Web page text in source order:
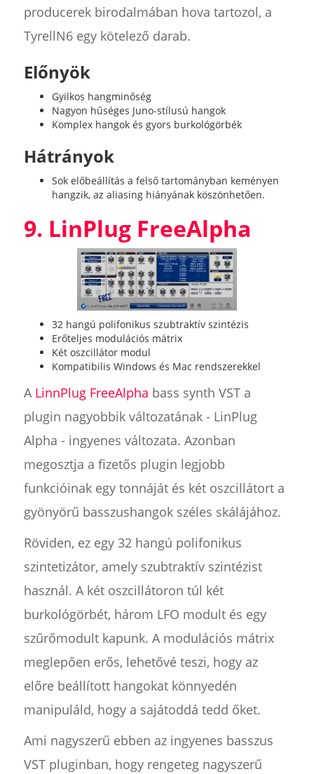
producerek birodalmában hova tartozol, a
TyrellN6 egy kötelező darab.
Előnyök
Gyilkos hangminőség
Nagyon hűséges Juno-stílusú hangok
Komplex hangok és gyors burkológörbék
Hátrányok
Sok előbeállítás a felső tartományban keményen
hangzik, az aliasing hiányának köszönhetően.
9. LinPlug FreeAlpha
32 hangú polifonikus szubtraktív szintézis
Erőteljes modulációs mátrix
Két oszcillátor modul
Kompatibilis Windows és Mac rendszerekkel
A LinnPlug FreeAlpha bass synth VST a
plugin nagyobbik változatának - LinPlug
Alpha - ingyenes változata. Azonban
megosztja a fizetős plugin legjobb
funkcióinak egy tonnáját és két oszcillátort a
gyönyörű basszushangok széles skálájához.
Röviden, ez egy 32 hangú polifonikus
szintetizátor, amely szubtraktív szintézist
használ. A két oszcillátoron túl két
burkológörbét, három LFO modult és egy
szűrőmodult kapunk. A modulációs mátrix
meglepően erős, lehetővé teszi, hogy az
előre beállított hangokat könnyedén
manipuláld, hogy a sajátoddá tedd őket.
Ami nagyszerű ebben az ingyenes basszus
VST pluginban, hogy rengeteg nagyszerű